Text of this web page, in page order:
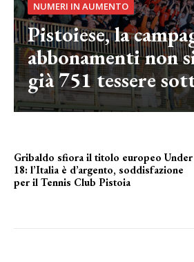
NUMERI IN AUMENTO
Pistoiese, la
abbonamenti non
già 751 tessere
Gribaldo sfiora il titolo europeo Under
18: l’Italia è d’argento, soddisfazione
per il Tennis Club Pistoia